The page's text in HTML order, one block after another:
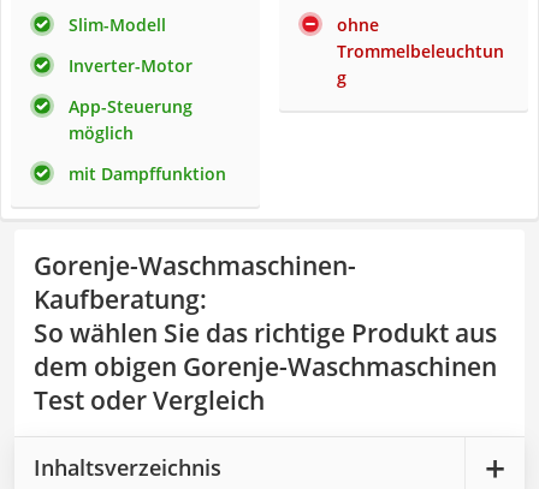
Slim-Modell
Inverter-Motor
App-Steuerung
möglich
mit Dampffunktion
ohne
Trommelbeleuchtun
g
Gorenje-Waschmaschinen-
Kaufberatung:
So wählen Sie das richtige Produkt aus
dem obigen Gorenje-Waschmaschinen
Test oder Vergleich
Inhaltsverzeichnis